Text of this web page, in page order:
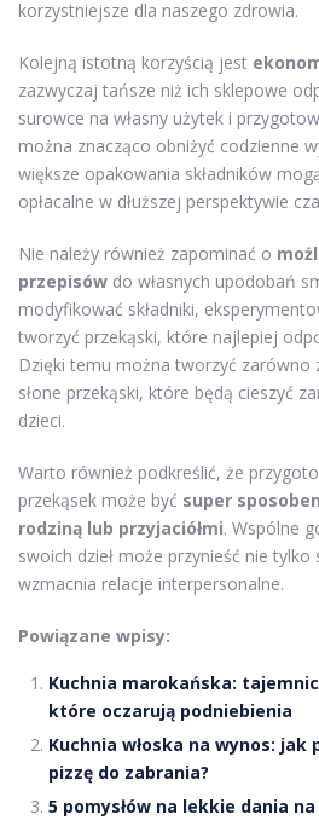
korzystniejsze dla naszego zdrowia.
Kolejną istotną korzyścią jest
zazwyczaj tańsze niż ich sklepowe
surowce na własny użytek i
można znacząco obniżyć codzienne
większe opakowania składników
opłacalne w dłuższej perspektywie
Nie należy również zapominać o
przepisów do własnych upodobań
modyfikować składniki,
tworzyć przekąski, które najlepiej
Dzięki temu można tworzyć zarówno
słone przekąski, które będą cieszyć
dzieci.
Warto również podkreślić, że
przekąsek może być super
rodziną lub przyjaciółmi. Wspólne
swoich dzieł może przynieść nie
wzmacnia relacje interpersonalne.
Powiązane wpisy:
Kuchnia marokańska:
które oczarują podniebienia
Kuchnia włoska na wynos:
pizzę do zabrania?
5 pomysłów na lekkie dania